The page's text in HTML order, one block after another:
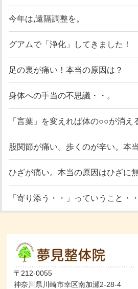
今年は,遠隔調整を。
グアムで「浄化」してきました！
足の裏が痛い！本当の原因は？
身体への手当の不思議・・。
「言葉」を変えれば体の○○が消え
股関節が痛い。歩くのが辛い。本
ひざが痛い。本当の原因はひざに
「寄り添う・・」っていうこと・・
〒212-0055
神奈川県川崎市幸区南加瀬2-28-4